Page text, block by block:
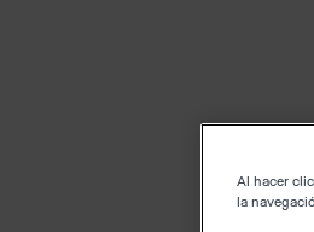
Al hacer clic
la